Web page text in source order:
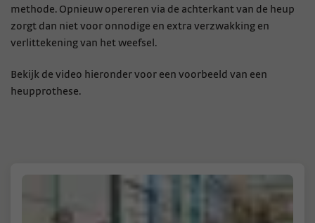
methode. Opnieuw opereren via de achterkant van de heup
zorgt dan niet voor onnodige en extra verzwakking en
verlittekening van het weefsel.
Bekijk de video hieronder voor een voorbeeld van een
heupprothese.